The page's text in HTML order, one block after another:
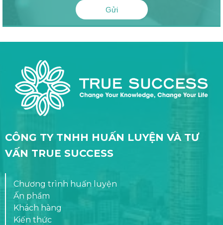
Gửi
CÔNG TY TNHH HUẤN LUYỆN VÀ TƯ
VẤN TRUE SUCCESS
Chương trình huấn luyện
Ấn phẩm
Khách hàng
Kiến thức